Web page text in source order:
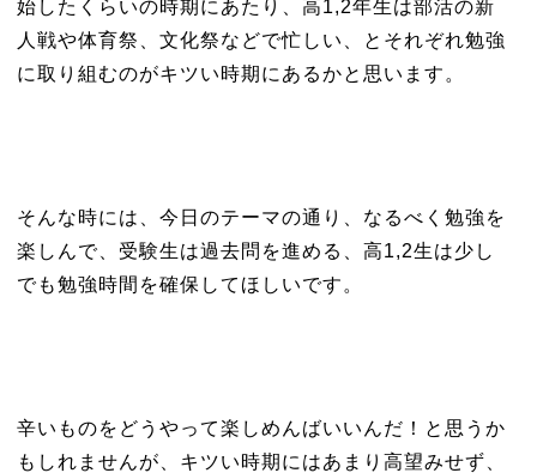
始したくらいの時期にあたり、高1,2年生は部活の新
人戦や体育祭、文化祭などで忙しい、とそれぞれ勉強
に取り組むのがキツい時期にあるかと思います。
そんな時には、今日のテーマの通り、なるべく勉強を
楽しんで、受験生は過去問を進める、高1,2生は少し
でも勉強時間を確保してほしいです。
辛いものをどうやって楽しめんばいいんだ！と思うか
もしれませんが、キツい時期にはあまり高望みせず、